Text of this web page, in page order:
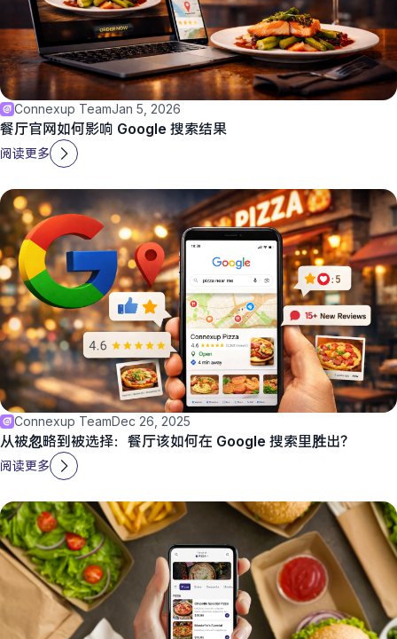
Connexup TeamJan 5, 2026
餐厅官网如何影响 Google 搜索结果
阅读更多
Connexup TeamDec 26, 2025
从被忽略到被选择：餐厅该如何在 Google 搜索里胜出？
阅读更多